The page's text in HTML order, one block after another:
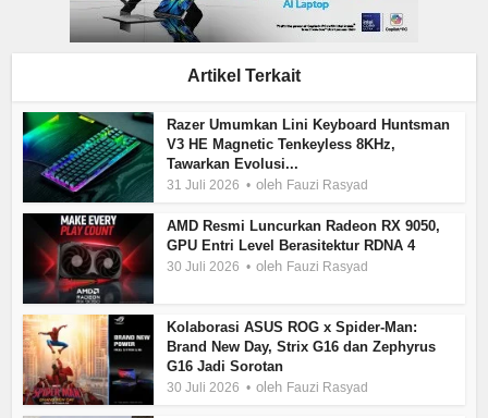
Artikel Terkait
Razer Umumkan Lini Keyboard Huntsman
V3 HE Magnetic Tenkeyless 8KHz,
Tawarkan Evolusi...
31 Juli 2026 oleh Fauzi Rasyad
AMD Resmi Luncurkan Radeon RX 9050,
GPU Entri Level Berasitektur RDNA 4
30 Juli 2026 oleh Fauzi Rasyad
Kolaborasi ASUS ROG x Spider-Man:
Brand New Day, Strix G16 dan Zephyrus
G16 Jadi Sorotan
30 Juli 2026 oleh Fauzi Rasyad